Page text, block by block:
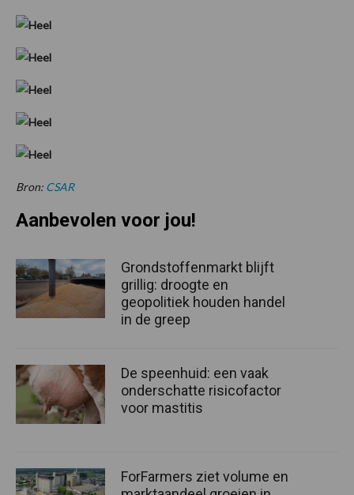
Bron: CSAR
Aanbevolen voor jou!
Grondstoffenmarkt blijft
grillig: droogte en
geopolitiek houden handel
in de greep
De speenhuid: een vaak
onderschatte risicofactor
voor mastitis
ForFarmers ziet volume en